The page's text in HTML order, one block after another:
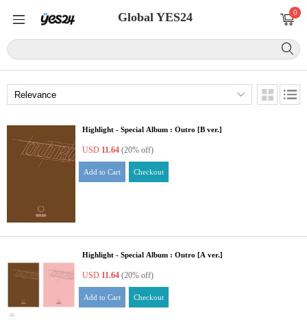
Global YES24 0
Highlight - Special Album : Outro [B ver.]
USD 11.64 (20% off)
Add to Cart Checkout
Highlight - Special Album : Outro [A ver.]
USD 11.64 (20% off)
Add to Cart Checkout